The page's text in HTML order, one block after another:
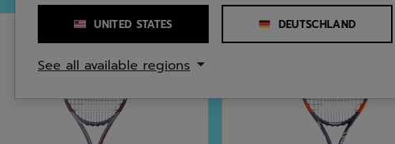
UNITED STATES DEUTSCHLAND
See all available regions